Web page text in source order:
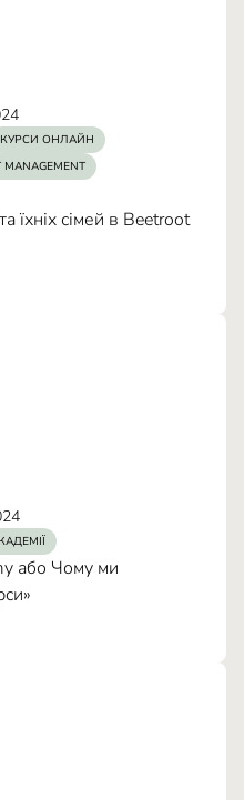
КУРСИ ОНЛАЙН
MANAGEMENT
їхніх сімей в Beetroot
або Чому ми